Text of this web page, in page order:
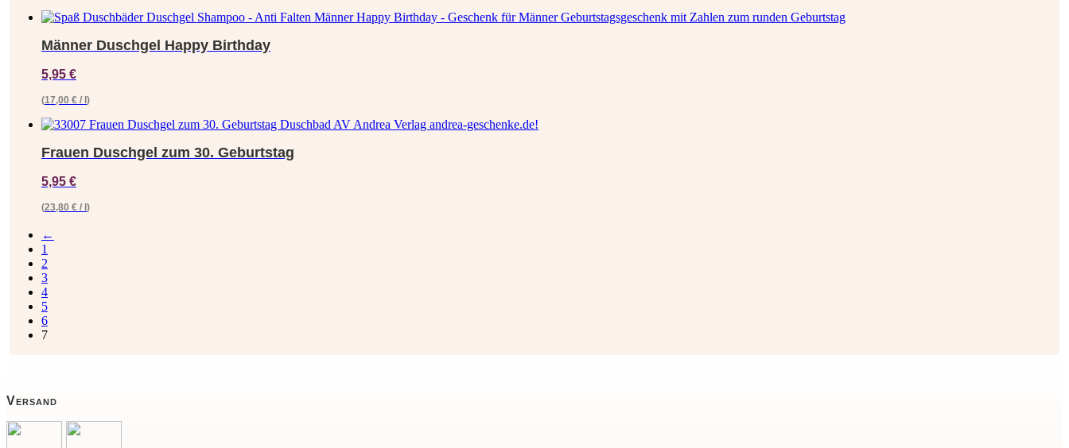
Männer Duschgel Happy Birthday
5,95 €
(17,00 €/ )
Frauen Duschgel zum 30. Geburtstag
5,95 €
(23,80 €/ )
←
1
2
3
4
5
6
7
Versand